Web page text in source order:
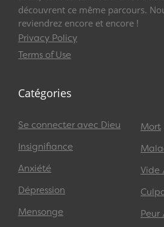
découvrent ce même parcours.
reviendrez encore et encore !
Privacy Policy
Terms of Use
Catégories
Se connecter avec Dieu
Insignifiance
Anxiété
Dépression
Mensonge
Mort
Vide